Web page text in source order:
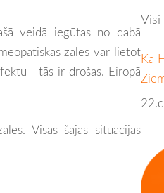
Visi
Kā
veidā iegūtas no dabā
zāles var lietot
- tās ir drošas. Eiropā
Visās šajās situācijās